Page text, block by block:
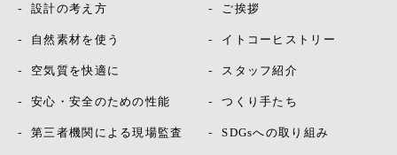
設計の考え方
自然素材を使う
空気質を快適に
安心・安全のための性能
第三者機関による現場監査
ご挨拶
イトコーヒストリー
スタッフ紹介
つくり手たち
SDGsへの取り組み